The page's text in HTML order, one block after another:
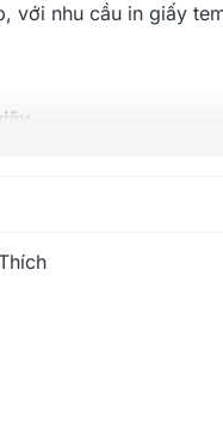
với nhu cầu in giấy